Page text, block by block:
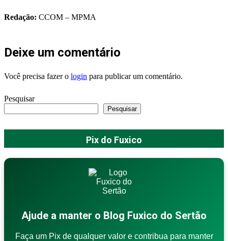
Redação: CCOM – MPMA
Deixe um comentário
Você precisa fazer o login para publicar um comentário.
Pesquisar
Pesquisar
Pix do Fuxico
Ajude a manter o Blog Fuxico do Sertão
Faça um Pix de qualquer valor e contribua para manter